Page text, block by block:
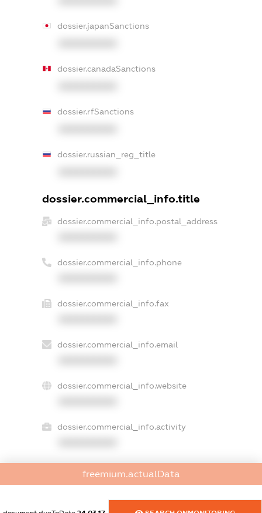
dossier.japanSanctions
dossier.canadaSanctions
dossier.rfSanctions
dossier.russian_reg_title
dossier.commercial_info.title
dossier.commercial_info.postal_address
dossier.commercial_info.phone
dossier.commercial_info.fax
dossier.commercial_info.email
dossier.commercial_info.website
dossier.commercial_info.activity
freemium.actualData